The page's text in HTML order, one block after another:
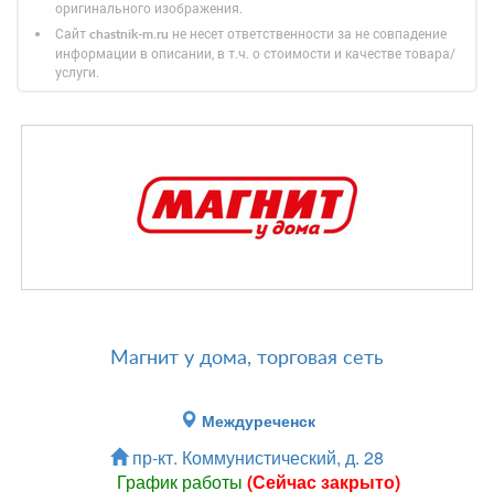
оригинального изображения.
Сайт chastnik-m.ru не несет ответственности за не совпадение
информации в описании, в т.ч. о стоимости и качестве товара/
услуги.
Магнит у дома, торговая сеть
Междуреченск
пр-кт. Коммунистический, д. 28
График работы (Сейчас закрыто)